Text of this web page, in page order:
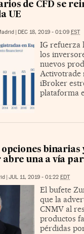
de CFD se
UE
DEC 18, 2019 - 01:09 EST
IG refuerza
los
nuevos
Activotrade
iBroker
plataforma
binarias
abre una a vía
JUL 11, 2019 - 01:22 EDT
El bufete
que la
CNMV al
productos
pérdidas